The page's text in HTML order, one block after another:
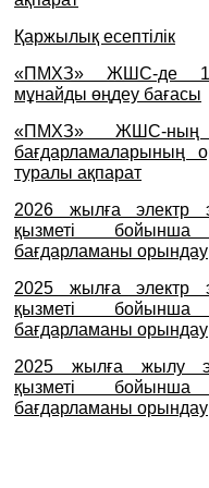
Қаржылық есептілік
«ПМХЗ» ЖШС-де 1
мұнайды өңдеу бағасы
«ПМХЗ» ЖШС-ның
бағдарламаларының
туралы ақпарат
2026 жылға электр
қызметі бойынша
бағдарламаны орындау
2025 жылға электр
қызметі бойынша
бағдарламаны орындау
2025 жылға жылу
қызметі бойынша
бағдарламаны орындау